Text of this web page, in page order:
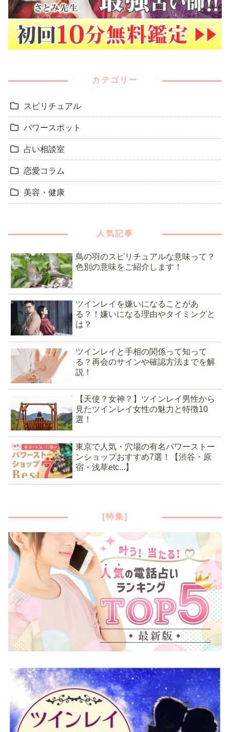
カテゴリー
スピリチュアル
パワースポット
占い相談室
恋愛コラム
美容・健康
人気記事
鳥の羽のスピリチュアルな意味って？
色別の意味をご紹介します！
ツインレイを嫌いになることがあ
る？！嫌いになる理由やタイミングと
は？
ツインレイと手相の関係って知って
る？再会のサインや確認方法までを解
説！
【天使？女神？】ツインレイ男性から
見たツインレイ女性の魅力と特徴10
選！
東京で人気・穴場の有名パワーストー
ンショップおすすめ7選！【渋谷・原
宿・浅草etc...】
[特集]